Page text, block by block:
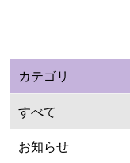
カテゴリ
すべて
お知らせ